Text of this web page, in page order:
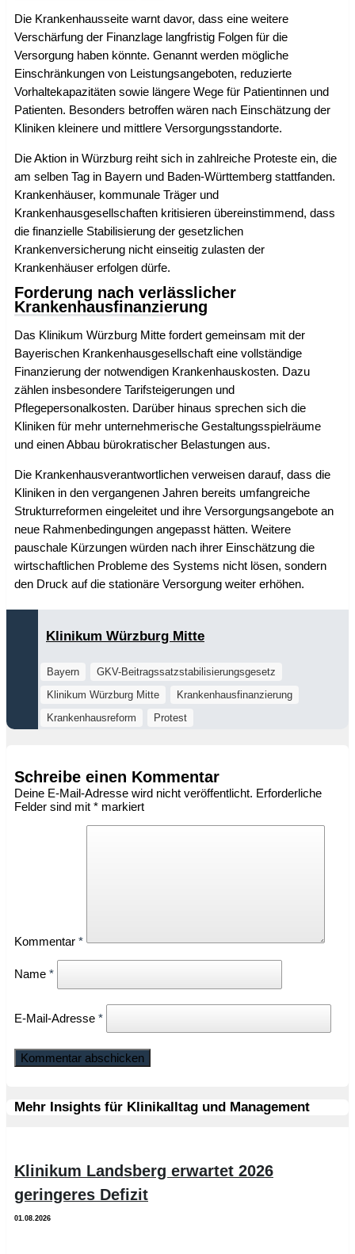
Die Krankenhausseite warnt davor, dass eine weitere
Verschärfung der Finanzlage langfristig Folgen für die
Versorgung haben könnte. Genannt werden mögliche
Einschränkungen von Leistungsangeboten, reduzierte
Vorhaltekapazitäten sowie längere Wege für Patientinnen und
Patienten. Besonders betroffen wären nach Einschätzung der
Kliniken kleinere und mittlere Versorgungsstandorte.
Die Aktion in Würzburg reiht sich in zahlreiche Proteste ein, die
am selben Tag in Bayern und Baden-Württemberg stattfanden.
Krankenhäuser, kommunale Träger und
Krankenhausgesellschaften kritisieren übereinstimmend, dass
die finanzielle Stabilisierung der gesetzlichen
Krankenversicherung nicht einseitig zulasten der
Krankenhäuser erfolgen dürfe.
Forderung nach verlässlicher
Krankenhausfinanzierung
Das Klinikum Würzburg Mitte fordert gemeinsam mit der
Bayerischen Krankenhausgesellschaft eine vollständige
Finanzierung der notwendigen Krankenhauskosten. Dazu
zählen insbesondere Tarifsteigerungen und
Pflegepersonalkosten. Darüber hinaus sprechen sich die
Kliniken für mehr unternehmerische Gestaltungsspielräume
und einen Abbau bürokratischer Belastungen aus.
Die Krankenhausverantwortlichen verweisen darauf, dass die
Kliniken in den vergangenen Jahren bereits umfangreiche
Strukturreformen eingeleitet und ihre Versorgungsangebote an
neue Rahmenbedingungen angepasst hätten. Weitere
pauschale Kürzungen würden nach ihrer Einschätzung die
wirtschaftlichen Probleme des Systems nicht lösen, sondern
den Druck auf die stationäre Versorgung weiter erhöhen.
Klinikum Würzburg Mitte
Bayern
GKV-Beitragssatzstabilisierungsgesetz
Klinikum Würzburg Mitte
Krankenhausfinanzierung
Krankenhausreform
Protest
Schreibe einen Kommentar
Deine E-Mail-Adresse wird nicht veröffentlicht. Erforderliche
Felder sind mit * markiert
Kommentar *
Name *
E-Mail-Adresse *
Mehr Insights für Klinikalltag und Management
Klinikum Landsberg erwartet 2026
geringeres Defizit
01.08.2026